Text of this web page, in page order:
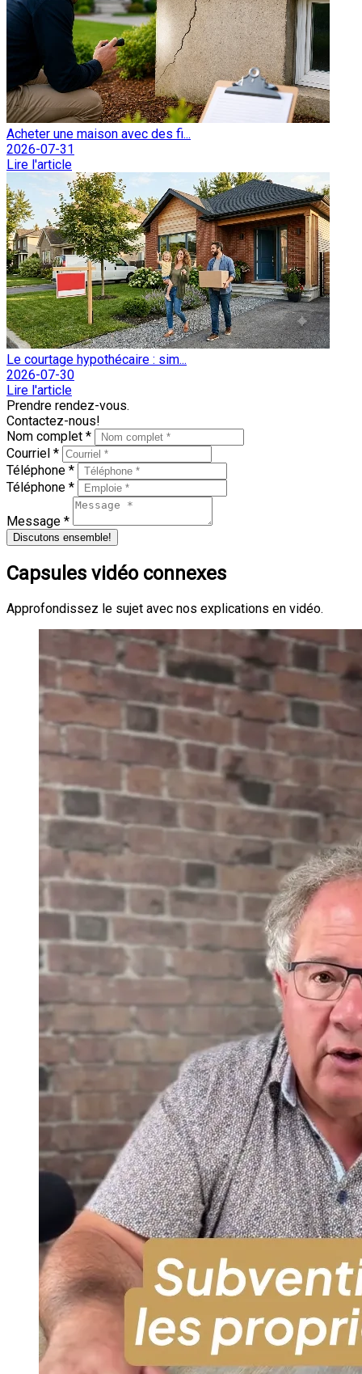
Acheter une maison avec des fi...
2026-07-31
Lire l'article
Le courtage hypothécaire : sim...
2026-07-30
Lire l'article
Prendre rendez-vous.
Contactez-nous!
Nom complet *
Courriel *
Téléphone *
Téléphone *
Message *
Discutons ensemble!
Capsules vidéo connexes
Approfondissez le sujet avec nos explications en vidéo.